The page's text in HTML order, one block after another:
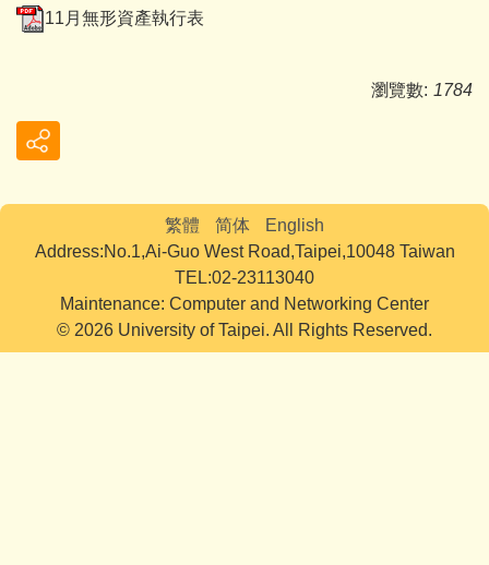
11月無形資產執行表
瀏覽數: 1784
繁體 简体
English
Address:No.1,Ai-Guo West Road,Taipei,10048 Taiwan
TEL:02-23113040
Maintenance: Computer and Networking Center
© 2026 University of Taipei. All Rights Reserved.